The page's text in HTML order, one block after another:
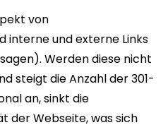
von
interne und externe Links
Werden diese nicht
steigt die Anzahl der 301-
an, sinkt die
der Webseite, was sich